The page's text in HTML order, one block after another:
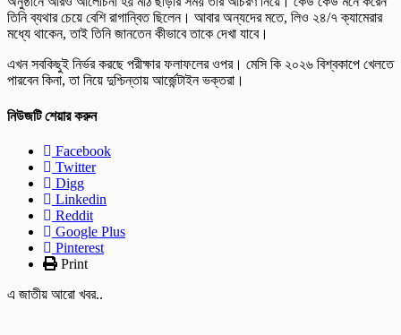
তিনি ব্যথার চেয়ে বেশি রাগান্বিত ছিলেন। আবার অন্যদের মতে, লিও ২৪/৭ ক্যামেরার
মধ্যে থাকেন, তাই তিনি জানতেন কীভাবে তাকে দেখা যাবে।
এখন সবকিছুই নির্ভর করছে পরীক্ষার ফলাফলের ওপর। মেসি কি ২০২৬ বিশ্বকাপে খেলতে
পারবেন কিনা, তা নিয়ে দুশ্চিন্তায় আর্জেন্টাইন ভক্তরা।
নিউজটি শেয়ার করুন
Facebook
Twitter
Digg
Linkedin
Reddit
Google Plus
Pinterest
Print
এ জাতীয় আরো খবর..